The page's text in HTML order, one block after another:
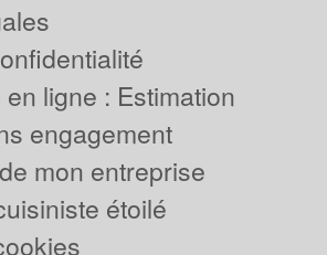
ligne : Estimation
engagement
mon entreprise
étoilé